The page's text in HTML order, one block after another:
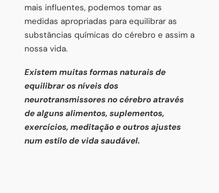
mais influentes, podemos tomar as
medidas apropriadas para equilibrar as
substâncias químicas do cérebro e assim a
nossa vida.
Existem muitas formas naturais de
equilibrar os níveis dos
neurotransmissores no cérebro através
de alguns alimentos, suplementos,
exercícios, meditação e outros ajustes
num estilo de vida saudável.